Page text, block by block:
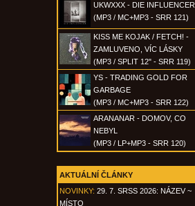
UKWXXX - DIE INFLUENCER
(MP3 / MC+MP3 - SRR 121)
KISS ME KOJAK / FETCH! -
ZAMLUVENO, VÍC LÁSKY
(MP3 / SPLIT 12" - SRR 119)
YS - TRADING GOLD FOR
GARBAGE
(MP3 / MC+MP3 - SRR 122)
ARANANAR - DOMOV, CO
NEBYL
(MP3 / LP+MP3 - SRR 120)
AKTUÁLNÍ ČLÁNKY
NOVINKY: 29. 7. SRSS 2026: NÁZEV ~
MÍSTO